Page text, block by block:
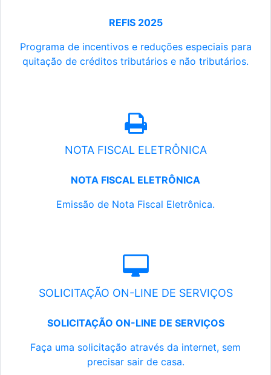
REFIS 2025
Programa de incentivos e reduções especiais para
quitação de créditos tributários e não tributários.
NOTA FISCAL ELETRÔNICA
NOTA FISCAL ELETRÔNICA
Emissão de Nota Fiscal Eletrônica.
SOLICITAÇÃO ON-LINE DE SERVIÇOS
SOLICITAÇÃO ON-LINE DE SERVIÇOS
Faça uma solicitação através da internet, sem
precisar sair de casa.